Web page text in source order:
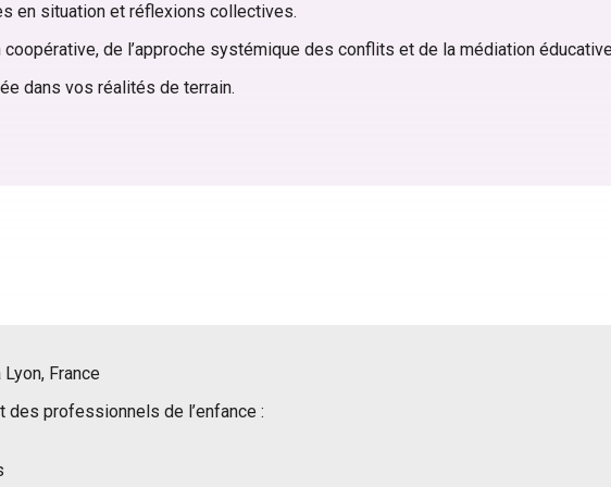
en situation et réflexions collectives.
de l’approche systémique des conflits et de la médiation
dans vos réalités de terrain.
France
professionnels de l’enfance :